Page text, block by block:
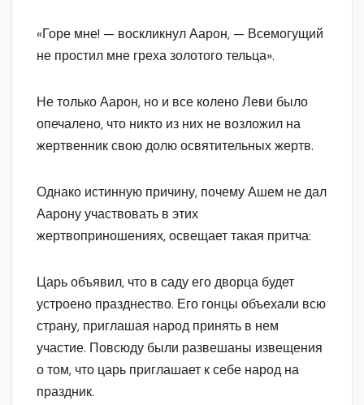
«Горе мне! — воскликнул Аарон, — Всемогущий
не простил мне греха золотого тельца».
Не только Аарон, но и все колено Леви было
опечалено, что никто из них не возложил на
жертвенник свою долю освятительных жертв.
Однако истинную причину, почему Ашем не дал
Аарону участвовать в этих
жертвоприношениях, освещает такая притча:
Царь объявил, что в саду его дворца будет
устроено празднество. Его гонцы объехали всю
страну, приглашая народ принять в нем
участие. Повсюду были развешаны извещения
о том, что царь приглашает к себе народ на
праздник.